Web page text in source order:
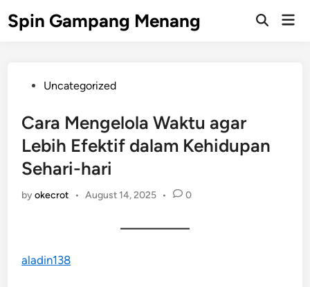
toSpin Gampang Menang
Open
PostedUncategorized
Cara Mengelola Waktu agar
Lebih Efektif dalam Kehidupan
Sehari-hari
byokecrot • August 14, 2025 • 0
aladin138